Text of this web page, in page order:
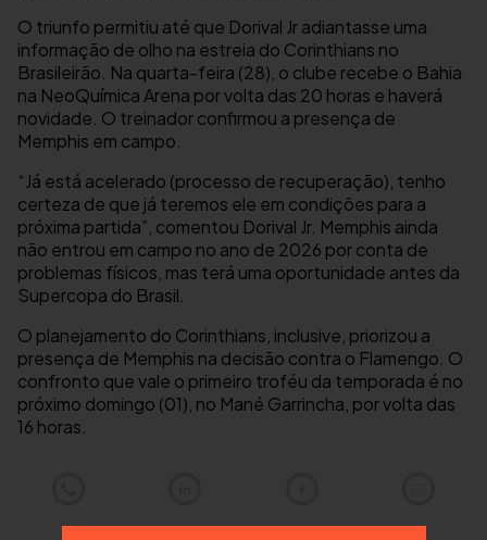
O triunfo permitiu até que Dorival Jr adiantasse uma
informação de olho na estreia do Corinthians no
Brasileirão. Na quarta-feira (28), o clube recebe o Bahia
na NeoQuímica Arena por volta das 20 horas e haverá
novidade. O treinador confirmou a presença de
Memphis em campo.
“Já está acelerado (processo de recuperação), tenho
certeza de que já teremos ele em condições para a
próxima partida”, comentou Dorival Jr. Memphis ainda
não entrou em campo no ano de 2026 por conta de
problemas físicos, mas terá uma oportunidade antes da
Supercopa do Brasil.
O planejamento do Corinthians, inclusive, priorizou a
presença de Memphis na decisão contra o Flamengo. O
confronto que vale o primeiro troféu da temporada é no
próximo domingo (01), no Mané Garrincha, por volta das
16 horas.